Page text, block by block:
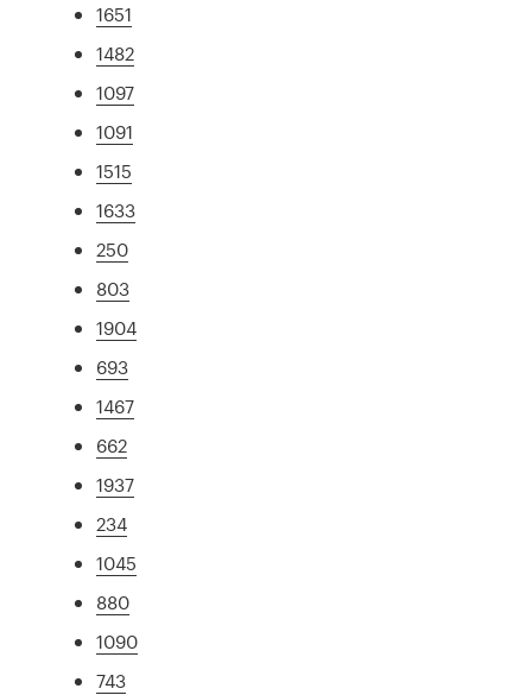
1651
1482
1097
1091
1515
1633
250
803
1904
693
1467
662
1937
234
1045
880
1090
743